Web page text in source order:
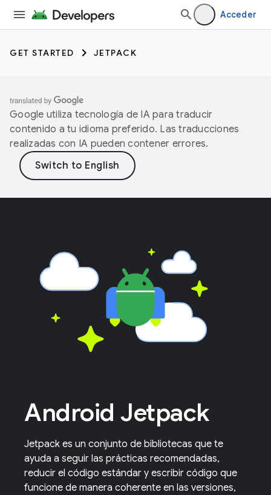
Acceder
GET STARTED JETPACK
Google utiliza tecnología de IA para traducir
contenido a tu idioma preferido. Las traducciones
realizadas con IA pueden contener errores.
Android Jetpack
Jetpack es un conjunto de bibliotecas que te
ayuda a seguir las prácticas recomendadas,
reducir el código estándar y escribir código que
funcione de manera coherente en las versiones,